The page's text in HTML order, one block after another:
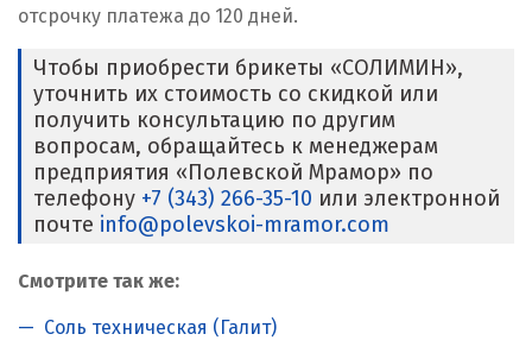
отсрочку платежа до 120 дней.
Чтобы приобрести брикеты «СОЛИМИН»,
уточнить их стоимость со скидкой или
получить консультацию по другим
вопросам, обращайтесь к менеджерам
предприятия «Полевской Мрамор» по
телефону +7 (343) 266-35-10 или электронной
почте info@polevskoi-mramor.com
Смотрите так же:
Соль техническая (Галит)